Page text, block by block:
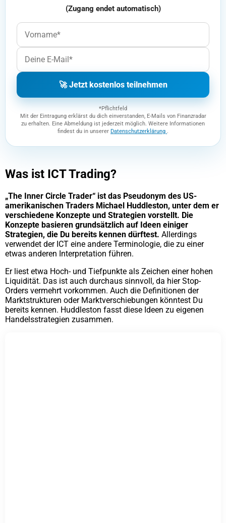
(Zugang endet automatisch)
🚀 Jetzt kostenlos teilnehmen
*Pflichtfeld
Mit der Eintragung erklärst du dich einverstanden, E-Mails von Finanzradar
zu erhalten. Eine Abmeldung ist jederzeit möglich. Weitere Informationen
findest du in unserer Datenschutzerklärung .
Was ist ICT Trading?
„The Inner Circle Trader“ ist das Pseudonym des US-
amerikanischen Traders Michael Huddleston, unter dem er
verschiedene Konzepte und Strategien vorstellt. Die
Konzepte basieren grundsätzlich auf Ideen einiger
Strategien, die Du bereits kennen dürftest. Allerdings
verwendet der ICT eine andere Terminologie, die zu einer
etwas anderen Interpretation führen.
Er liest etwa Hoch- und Tiefpunkte als Zeichen einer hohen
Liquidität. Das ist auch durchaus sinnvoll, da hier Stop-
Orders vermehrt vorkommen. Auch die Definitionen der
Marktstrukturen oder Marktverschiebungen könntest Du
bereits kennen. Huddleston fasst diese Ideen zu eigenen
Handelsstrategien zusammen.